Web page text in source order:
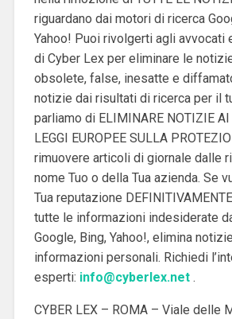
riguardano dai motori di ricerca
Yahoo! Puoi rivolgerti agli avvocati
di Cyber Lex per eliminare le
obsolete, false, inesatte e
notizie dai risultati di ricerca per il
parliamo di ELIMINARE NOTIZIE AI
LEGGI EUROPEE SULLA
rimuovere articoli di giornale dalle
nome Tuo o della Tua azienda. Se
Tua reputazione
tutte le informazioni indesiderate
Google, Bing, Yahoo!, elimina
informazioni personali. Richiedi
esperti: info@cyberlex.net.
CYBER LEX – ROMA – Viale delle